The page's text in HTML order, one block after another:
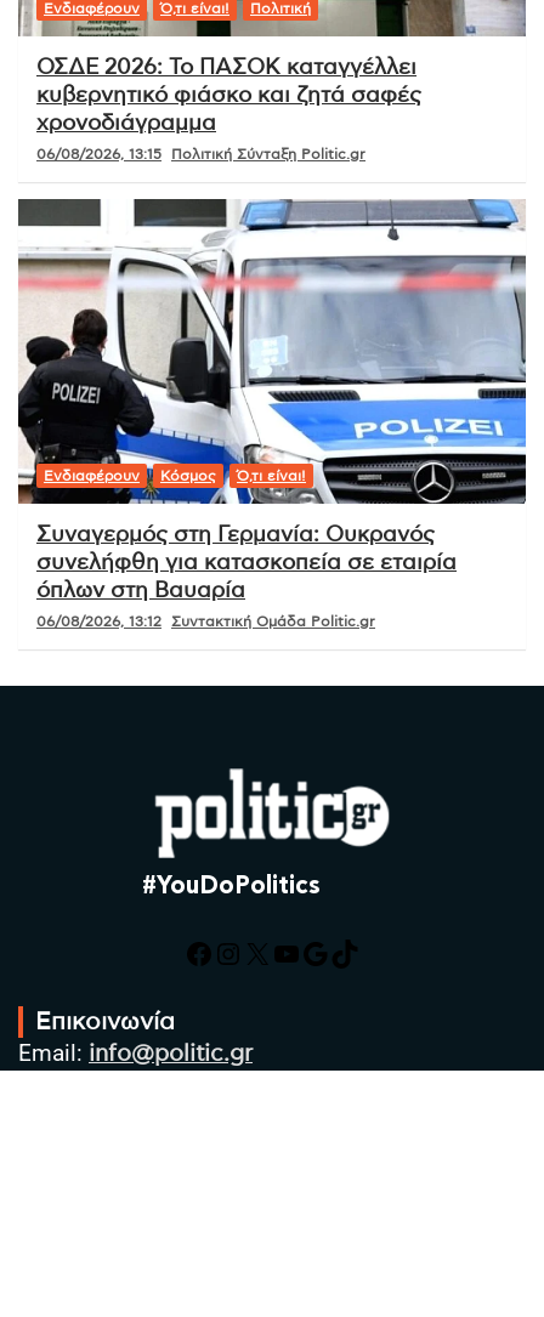
Ενδιαφέρουν Ό,τι είναι! Πολιτική
ΟΣΔΕ 2026: Το ΠΑΣΟΚ καταγγέλλει
κυβερνητικό φιάσκο και ζητά σαφές
χρονοδιάγραμμα
06/08/2026, 13:15 Πολιτική Σύνταξη Politic.gr
Ενδιαφέρουν Κόσμος Ό,τι είναι!
Συναγερμός στη Γερμανία: Ουκρανός
συνελήφθη για κατασκοπεία σε εταιρία
όπλων στη Βαυαρία
06/08/2026, 13:12 Συντακτική Ομάδα Politic.gr
#YouDoPolitics
Facebook
Instagram
X YouTube
Google
TikTok
Επικοινωνία
Email: info@politic.gr